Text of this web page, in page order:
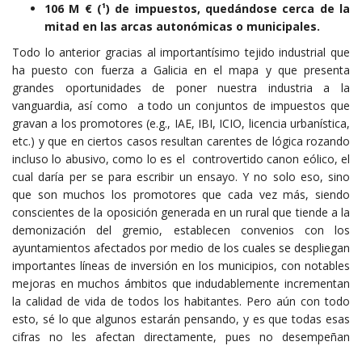
106 M € (¹) de impuestos, quedándose cerca de la
mitad en las arcas autonómicas o municipales.
Todo lo anterior gracias al importantísimo tejido industrial que
ha puesto con fuerza a Galicia en el mapa y que presenta
grandes oportunidades de poner nuestra industria a la
vanguardia, así como a todo un conjuntos de impuestos que
gravan a los promotores (e.g., IAE, IBI, ICIO, licencia urbanística,
etc.) y que en ciertos casos resultan carentes de lógica rozando
incluso lo abusivo, como lo es el controvertido canon eólico, el
cual daría per se para escribir un ensayo. Y no solo eso, sino
que son muchos los promotores que cada vez más, siendo
conscientes de la oposición generada en un rural que tiende a la
demonización del gremio, establecen convenios con los
ayuntamientos afectados por medio de los cuales se despliegan
importantes líneas de inversión en los municipios, con notables
mejoras en muchos ámbitos que indudablemente incrementan
la calidad de vida de todos los habitantes. Pero aún con todo
esto, sé lo que algunos estarán pensando, y es que todas esas
cifras no les afectan directamente, pues no desempeñan